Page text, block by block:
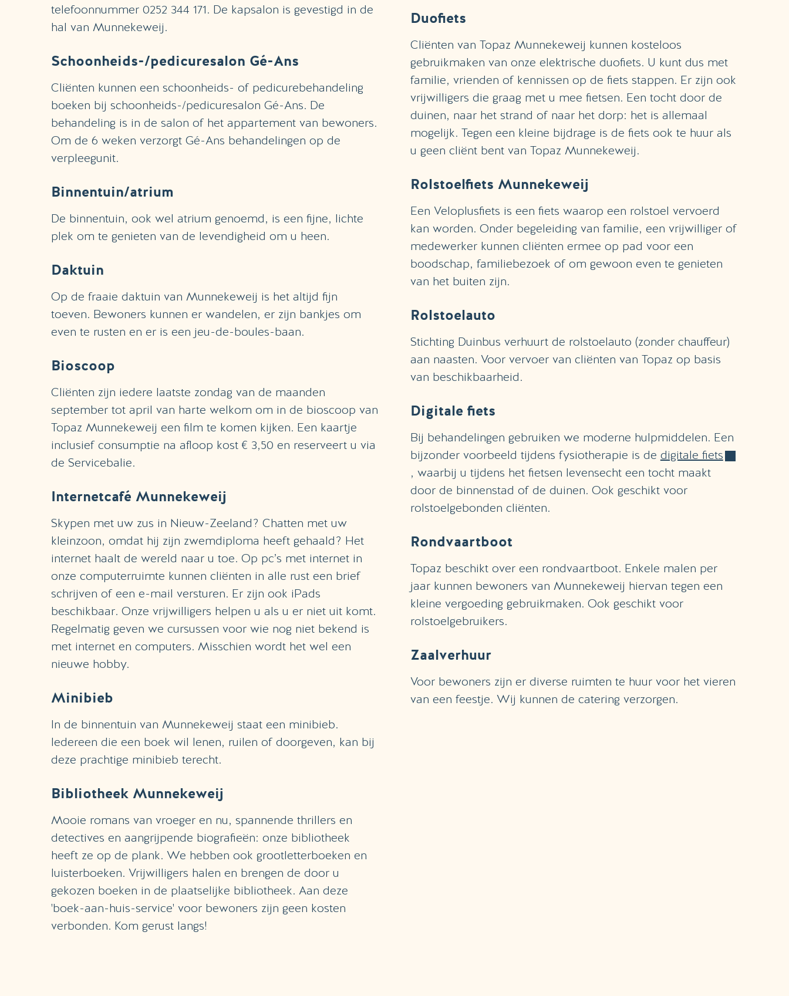
telefoonnummer 0252 344 171. De kapsalon is gevestigd in de
hal van Munnekeweij.
Schoonheids-/pedicuresalon Gé-Ans
Cliënten kunnen een schoonheids- of pedicurebehandeling
boeken bij schoonheids-/pedicuresalon Gé-Ans. De
behandeling is in de salon of het appartement van bewoners.
Om de 6 weken verzorgt Gé-Ans behandelingen op de
verpleegunit.
Binnentuin/atrium
De binnentuin, ook wel atrium genoemd, is een fijne, lichte
plek om te genieten van de levendigheid om u heen.
Daktuin
Op de fraaie daktuin van Munnekeweij is het altijd fijn
toeven. Bewoners kunnen er wandelen, er zijn bankjes om
even te rusten en er is een jeu-de-boules-baan.
Bioscoop
Cliënten zijn iedere laatste zondag van de maanden
september tot april van harte welkom om in de bioscoop van
Topaz Munnekeweij een film te komen kijken. Een kaartje
inclusief consumptie na afloop kost € 3,50 en reserveert u via
de Servicebalie.
Internetcafé Munnekeweij
Skypen met uw zus in Nieuw-Zeeland? Chatten met uw
kleinzoon, omdat hij zijn zwemdiploma heeft gehaald? Het
internet haalt de wereld naar u toe. Op pc’s met internet in
onze computerruimte kunnen cliënten in alle rust een brief
schrijven of een e-mail versturen. Er zijn ook iPads
beschikbaar. Onze vrijwilligers helpen u als u er niet uit komt.
Regelmatig geven we cursussen voor wie nog niet bekend is
met internet en computers. Misschien wordt het wel een
nieuwe hobby.
Minibieb
In de binnentuin van Munnekeweij staat een minibieb.
Iedereen die een boek wil lenen, ruilen of doorgeven, kan bij
deze prachtige minibieb terecht.
Bibliotheek Munnekeweij
Mooie romans van vroeger en nu, spannende thrillers en
detectives en aangrijpende biografieën: onze bibliotheek
heeft ze op de plank. We hebben ook grootletterboeken en
luisterboeken. Vrijwilligers halen en brengen de door u
gekozen boeken in de plaatselijke bibliotheek. Aan deze
'boek-aan-huis-service' voor bewoners zijn geen kosten
verbonden. Kom gerust langs!
Duofiets
Cliënten van Topaz Munnekeweij kunnen kosteloos
gebruikmaken van onze elektrische duofiets. U kunt dus met
familie, vrienden of kennissen op de fiets stappen. Er zijn ook
vrijwilligers die graag met u mee fietsen. Een tocht door de
duinen, naar het strand of naar het dorp: het is allemaal
mogelijk. Tegen een kleine bijdrage is de fiets ook te huur als
u geen cliënt bent van Topaz Munnekeweij.
Rolstoelfiets Munnekeweij
Een Veloplusfiets is een fiets waarop een rolstoel vervoerd
kan worden. Onder begeleiding van familie, een vrijwilliger of
medewerker kunnen cliënten ermee op pad voor een
boodschap, familiebezoek of om gewoon even te genieten
van het buiten zijn.
Rolstoelauto
Stichting Duinbus verhuurt de rolstoelauto (zonder chauffeur)
aan naasten. Voor vervoer van cliënten van Topaz op basis
van beschikbaarheid.
Digitale fiets
Bij behandelingen gebruiken we moderne hulpmiddelen. Een
bijzonder voorbeeld tijdens fysiotherapie is de digitale fiets
, waarbij u tijdens het fietsen levensecht een tocht maakt
door de binnenstad of de duinen. Ook geschikt voor
rolstoelgebonden cliënten.
Rondvaartboot
Topaz beschikt over een rondvaartboot. Enkele malen per
jaar kunnen bewoners van Munnekeweij hiervan tegen een
kleine vergoeding gebruikmaken. Ook geschikt voor
rolstoelgebruikers.
Zaalverhuur
Voor bewoners zijn er diverse ruimten te huur voor het vieren
van een feestje. Wij kunnen de catering verzorgen.